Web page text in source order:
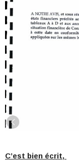
C’est bien écrit,